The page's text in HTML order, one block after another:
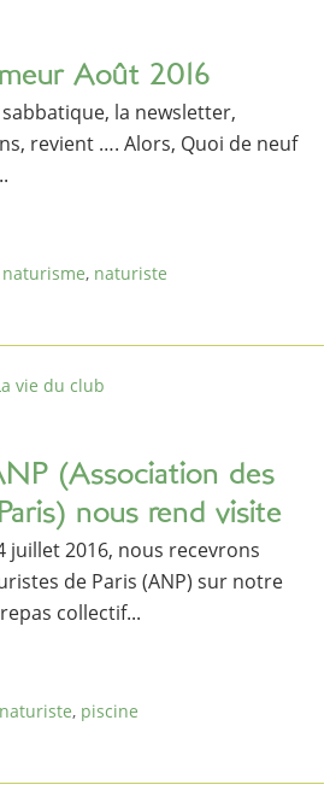
Août 2016
la newsletter,
revient …. Alors, Quoi de neuf
naturisme, naturiste
vie du club
(Association des
nous rend visite
juillet 2016, nous recevrons
de Paris (ANP) sur notre
collectif...
naturiste, piscine